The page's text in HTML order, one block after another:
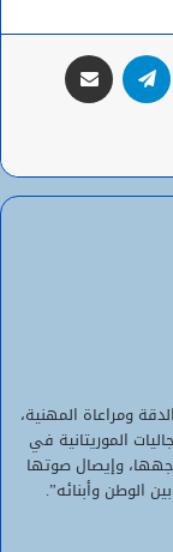
واتساب تيلقرام
ومراعاة المهنية،
الموريتانية في
وإيصال صوتها
الوطن وأبنائه”.